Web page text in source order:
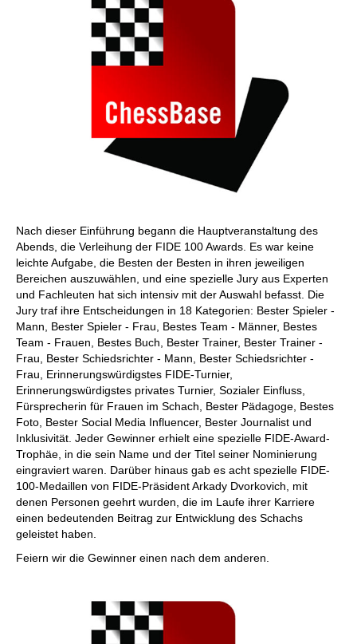
Nach dieser Einführung begann die Hauptveranstaltung des
Abends, die Verleihung der FIDE 100 Awards. Es war keine
leichte Aufgabe, die Besten der Besten in ihren jeweiligen
Bereichen auszuwählen, und eine spezielle Jury aus Experten
und Fachleuten hat sich intensiv mit der Auswahl befasst. Die
Jury traf ihre Entscheidungen in 18 Kategorien: Bester Spieler -
Mann, Bester Spieler - Frau, Bestes Team - Männer, Bestes
Team - Frauen, Bestes Buch, Bester Trainer, Bester Trainer -
Frau, Bester Schiedsrichter - Mann, Bester Schiedsrichter -
Frau, Erinnerungswürdigstes FIDE-Turnier,
Erinnerungswürdigstes privates Turnier, Sozialer Einfluss,
Fürsprecherin für Frauen im Schach, Bester Pädagoge, Bestes
Foto, Bester Social Media Influencer, Bester Journalist und
Inklusivität. Jeder Gewinner erhielt eine spezielle FIDE-Award-
Trophäe, in die sein Name und der Titel seiner Nominierung
eingraviert waren. Darüber hinaus gab es acht spezielle FIDE-
100-Medaillen von FIDE-Präsident Arkady Dvorkovich, mit
denen Personen geehrt wurden, die im Laufe ihrer Karriere
einen bedeutenden Beitrag zur Entwicklung des Schachs
geleistet haben.
Feiern wir die Gewinner einen nach dem anderen.